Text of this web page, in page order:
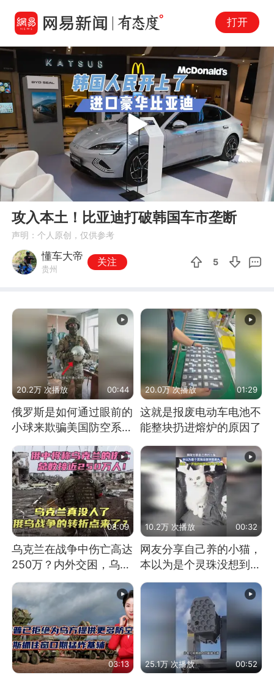
打开
00:00 01:25
Play
攻入本土！比亚迪打破韩国车市垄断
声明：个人原创，仅供参考
懂车大帝
贵州
关注 5
20.2万 次播放 00:44
俄罗斯是如何通过眼前的
小球来欺骗美国防空系统
20.0万 次播放 01:29
这就是报废电动车电池不
能整块扔进熔炉的原因了
08:09
乌克兰在战争中伤亡高达
250万？内外交困，乌克
兰这下真没人了！
10.2万 次播放 00:32
网友分享自己养的小猫，
本以为是个灵珠没想到是
魔丸
03:13 25.1万 次播放 00:52